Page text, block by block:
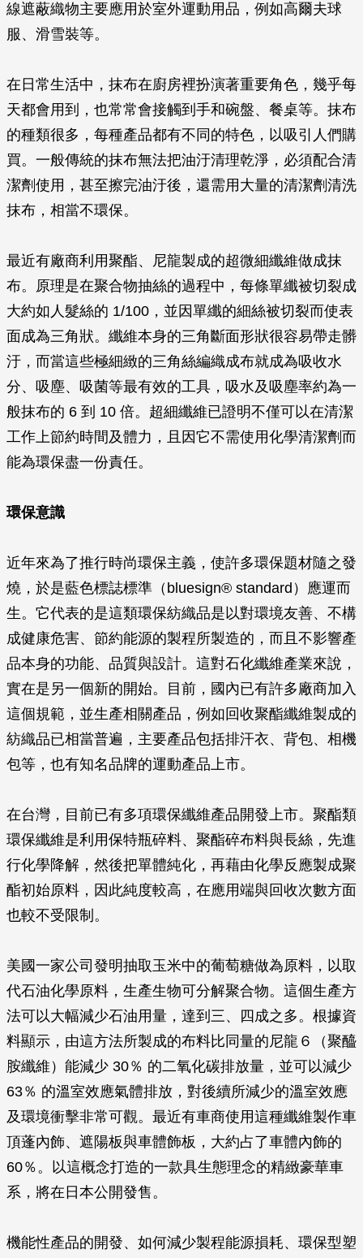
線遮蔽織物主要應用於室外運動用品，例如高爾夫球
服、滑雪裝等。
在日常生活中，抹布在廚房裡扮演著重要角色，幾乎每
天都會用到，也常常會接觸到手和碗盤、餐桌等。抹布
的種類很多，每種產品都有不同的特色，以吸引人們購
買。一般傳統的抹布無法把油汙清理乾淨，必須配合清
潔劑使用，甚至擦完油汙後，還需用大量的清潔劑清洗
抹布，相當不環保。
最近有廠商利用聚酯、尼龍製成的超微細纖維做成抹
布。原理是在聚合物抽絲的過程中，每條單纖被切裂成
大約如人髮絲的 1/100，並因單纖的細絲被切裂而使表
面成為三角狀。纖維本身的三角斷面形狀很容易帶走髒
汙，而當這些極細緻的三角絲編織成布就成為吸收水
分、吸塵、吸菌等最有效的工具，吸水及吸塵率約為一
般抹布的 6 到 10 倍。超細纖維已證明不僅可以在清潔
工作上節約時間及體力，且因它不需使用化學清潔劑而
能為環保盡一份責任。
環保意識
近年來為了推行時尚環保主義，使許多環保題材隨之發
燒，於是藍色標誌標準（bluesign® standard）應運而
生。它代表的是這類環保紡織品是以對環境友善、不構
成健康危害、節約能源的製程所製造的，而且不影響產
品本身的功能、品質與設計。這對石化纖維產業來說，
實在是另一個新的開始。目前，國內已有許多廠商加入
這個規範，並生產相關產品，例如回收聚酯纖維製成的
紡織品已相當普遍，主要產品包括排汗衣、背包、相機
包等，也有知名品牌的運動產品上市。
在台灣，目前已有多項環保纖維產品開發上市。聚酯類
環保纖維是利用保特瓶碎料、聚酯碎布料與長絲，先進
行化學降解，然後把單體純化，再藉由化學反應製成聚
酯初始原料，因此純度較高，在應用端與回收次數方面
也較不受限制。
美國一家公司發明抽取玉米中的葡萄糖做為原料，以取
代石油化學原料，生產生物可分解聚合物。這個生產方
法可以大幅減少石油用量，達到三、四成之多。根據資
料顯示，由這方法所製成的布料比同量的尼龍６（聚醯
胺纖維）能減少 30％ 的二氧化碳排放量，並可以減少
63％ 的溫室效應氣體排放，對後續所減少的溫室效應
及環境衝擊非常可觀。最近有車商使用這種纖維製作車
頂蓬內飾、遮陽板與車體飾板，大約占了車體內飾的
60％。以這概念打造的一款具生態理念的精緻豪華車
系，將在日本公開發售。
機能性產品的開發、如何減少製程能源損耗、環保型塑